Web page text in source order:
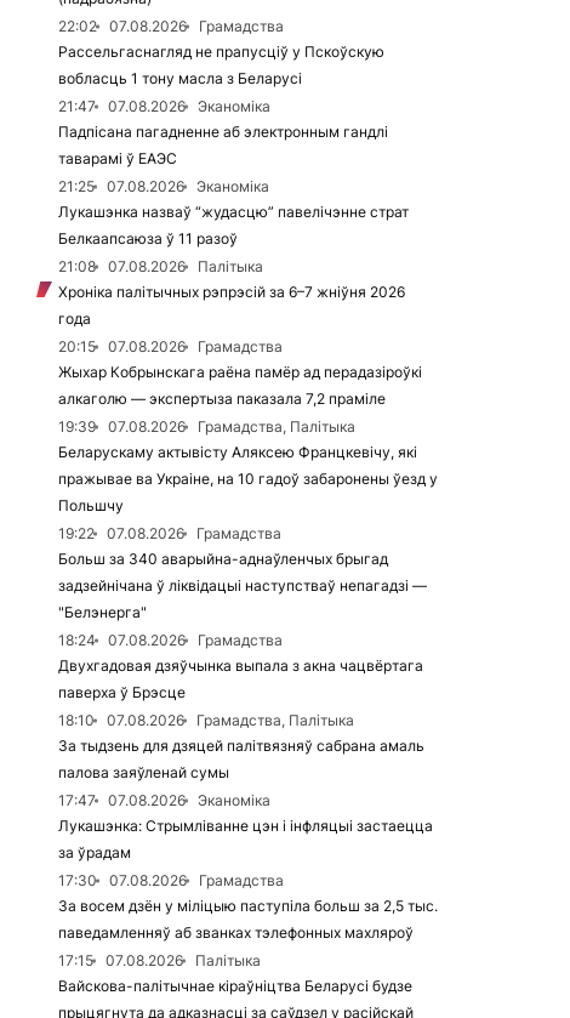
22:02
07.08.2026
Грамадства
Рассельгаснагляд не прапусціў у Пскоўскую
вобласць 1 тону масла з Беларусі
21:47
07.08.2026
Эканоміка
Падпісана пагадненне аб электронным гандлі
таварамі ў ЕАЭС
21:25
07.08.2026
Эканоміка
Лукашэнка назваў “жудасцю” павелічэнне страт
Белкаапсаюза ў 11 разоў
21:08
07.08.2026
Палітыка
Хроніка палітычных рэпрэсій за 6–7 жніўня 2026
года
20:15
07.08.2026
Грамадства
Жыхар Кобрынскага раёна памёр ад перадазіроўкі
алкаголю — экспертыза паказала 7,2 праміле
19:39
07.08.2026
Грамадства, Палітыка
Беларускаму актывісту Аляксею Францкевічу, які
пражывае ва Украіне, на 10 гадоў забаронены ўезд у
Польшчу
19:22
07.08.2026
Грамадства
Больш за 340 аварыйна-аднаўленчых брыгад
задзейнічана ў ліквідацыі наступстваў непагадзі —
"Белэнерга"
18:24
07.08.2026
Грамадства
Двухгадовая дзяўчынка выпала з акна чацвёртага
паверха ў Брэсце
18:10
07.08.2026
Грамадства, Палітыка
За тыдзень для дзяцей палітвязняў сабрана амаль
палова заяўленай сумы
17:47
07.08.2026
Эканоміка
Лукашэнка: Стрымліванне цэн і інфляцыі застаецца
за ўрадам
17:30
07.08.2026
Грамадства
За восем дзён у міліцыю паступіла больш за 2,5 тыс.
паведамленняў аб званках тэлефонных махляроў
17:15
07.08.2026
Палітыка
Вайскова-палітычнае кіраўніцтва Беларусі будзе
прыцягнута да адказнасці за саўдзел у расійскай